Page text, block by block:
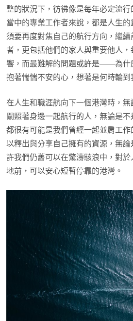
整的狀況下，彷彿像是每年必定流
當中的專業工作者來說，都是人生
須要再度對焦自己的航行方向，繼
者，更包括他們的家人與重要他人
響，而最難解的問題或許是——為什
抱著惴惴不安的心，想著是何時輪到
在人生和職涯航向下一個港灣時，
關照著身邊一起航行的人，無論是
都很有可能是我們曾經一起並肩工
以釋出與分享自己擁有的資源，無
許我們仍舊可以在驚濤駭浪中，對
地前，可以安心短暫停靠的港灣。